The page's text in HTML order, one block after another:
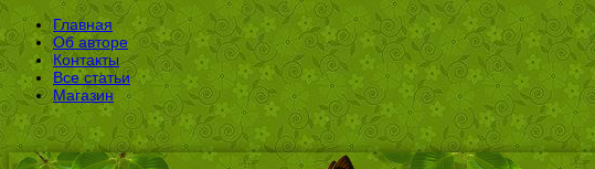
Главная
Об авторе
Контакты
Все статьи
Магазин